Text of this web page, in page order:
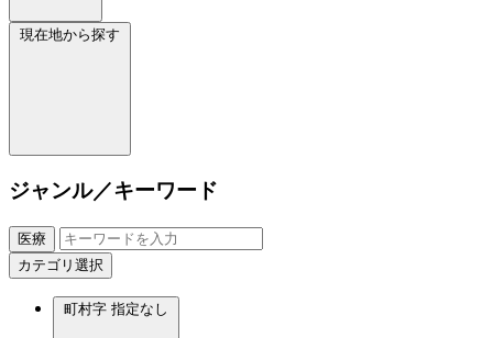
現在地から探す
ジャンル／キーワード
医療
カテゴリ選択
町村字 指定なし